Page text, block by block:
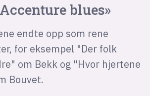
blues»
endte opp som rene
for eksempel "Der folk
om Bekk og "Hvor hjertene
Bouvet.